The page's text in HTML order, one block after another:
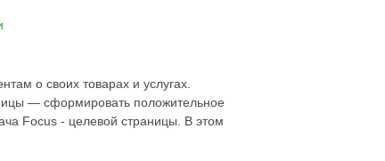
о своих товарах и услугах.
— сформировать положительное
Focus - целевой страницы. В этом